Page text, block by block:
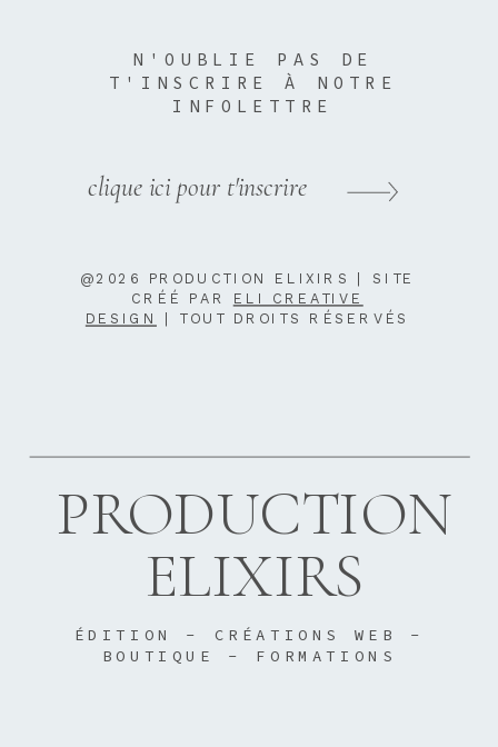
@2026 PRODUCTION ELIXIRS | SITE
CRÉÉ PAR ELI CREATIVE
DESIGN
| TOUT DROITS RÉSERVÉS
clique ici pour t'inscrire
N'OUBLIE PAS DE
T'INSCRIRE À NOTRE
INFOLETTRE
PRODUCTION
ELIXIRS
ÉDITION - CRÉATIONS WEB -
BOUTIQUE - FORMATIONS